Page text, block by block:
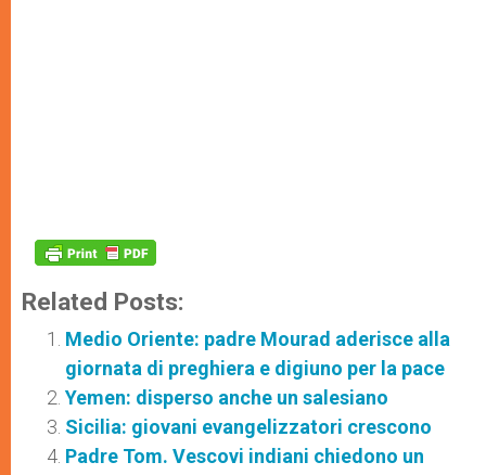
Related Posts:
Medio Oriente: padre Mourad aderisce alla
giornata di preghiera e digiuno per la pace
Yemen: disperso anche un salesiano
Sicilia: giovani evangelizzatori crescono
Padre Tom. Vescovi indiani chiedono un